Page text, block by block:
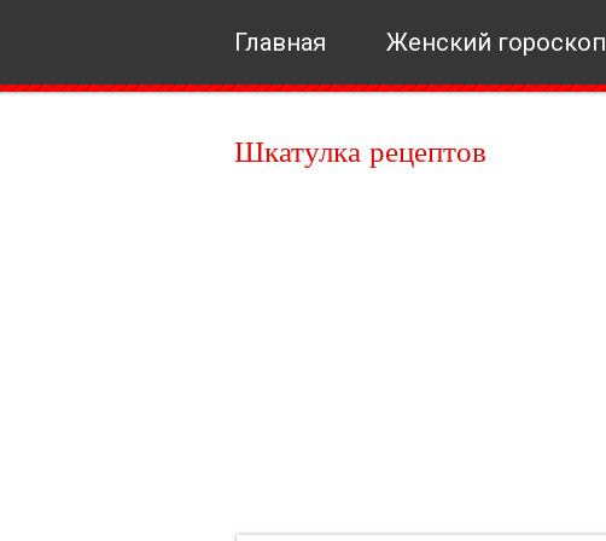
Главная Женский гороскоп
Шкатулка рецептов